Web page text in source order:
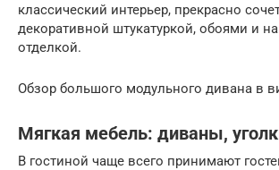
классический интерьер, прекрасно
декоративной штукатуркой, обоями и
отделкой.
Обзор большого модульного дивана в
Мягкая мебель: диваны,
В гостиной чаще всего принимают